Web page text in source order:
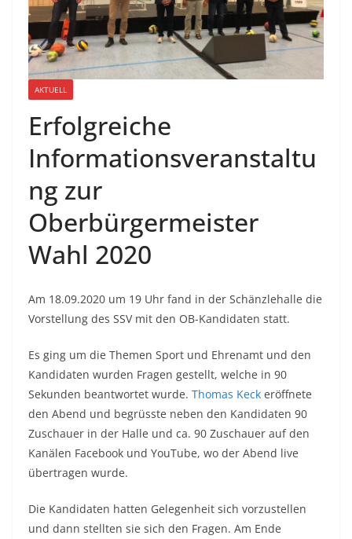
AKTUELL
Erfolgreiche
Informationsveranstaltu
ng zur
Oberbürgermeister
Wahl 2020
Am 18.09.2020 um 19 Uhr fand in der Schänzlehalle die
Vorstellung des SSV mit den OB-Kandidaten statt.
Es ging um die Themen Sport und Ehrenamt und den
Kandidaten wurden Fragen gestellt, welche in 90
Sekunden beantwortet wurde. Thomas Keck eröffnete
den Abend und begrüsste neben den Kandidaten 90
Zuschauer in der Halle und ca. 90 Zuschauer auf den
Kanälen Facebook und YouTube, wo der Abend live
übertragen wurde.
Die Kandidaten hatten Gelegenheit sich vorzustellen
und dann stellten sie sich den Fragen. Am Ende